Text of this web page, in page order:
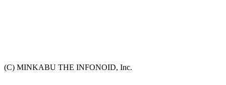
(C) MINKABU THE INFONOID, Inc.